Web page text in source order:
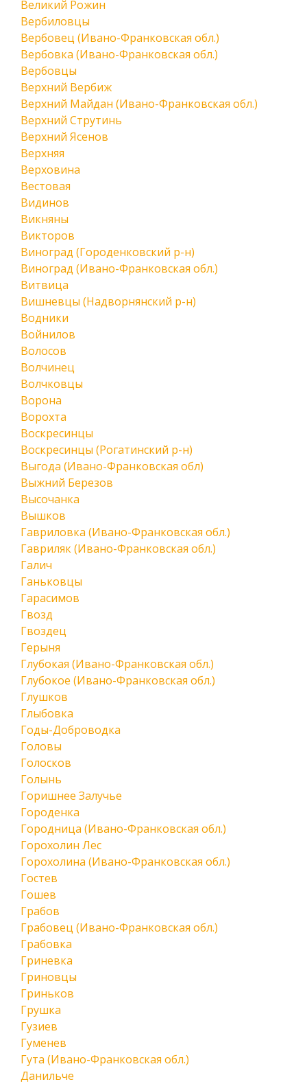
Великий Рожин
Вербиловцы
Вербовец (Ивано-Франковская обл.)
Вербовка (Ивано-Франковская обл.)
Вербовцы
Верхний Вербиж
Верхний Майдан (Ивано-Франковская обл.)
Верхний Струтинь
Верхний Ясенов
Верхняя
Верховина
Вестовая
Видинов
Викняны
Викторов
Виноград (Городенковский р-н)
Виноград (Ивано-Франковская обл.)
Витвица
Вишневцы (Надворнянский р-н)
Водники
Войнилов
Волосов
Волчинец
Волчковцы
Ворона
Ворохта
Воскресинцы
Воскресинцы (Рогатинский р-н)
Выгода (Ивано-Франковская обл)
Выжний Березов
Высочанка
Вышков
Гавриловка (Ивано-Франковская обл.)
Гавриляк (Ивано-Франковская обл.)
Галич
Ганьковцы
Гарасимов
Гвозд
Гвоздец
Герыня
Глубокая (Ивано-Франковская обл.)
Глубокое (Ивано-Франковская обл.)
Глушков
Глыбовка
Годы-Доброводка
Головы
Голосков
Голынь
Горишнее Залучье
Городенка
Городница (Ивано-Франковская обл.)
Горохолин Лес
Горохолина (Ивано-Франковская обл.)
Гостев
Гошев
Грабов
Грабовец (Ивано-Франковская обл.)
Грабовка
Гриневка
Гриновцы
Гриньков
Грушка
Гузиев
Гуменев
Гута (Ивано-Франковская обл.)
Данильче